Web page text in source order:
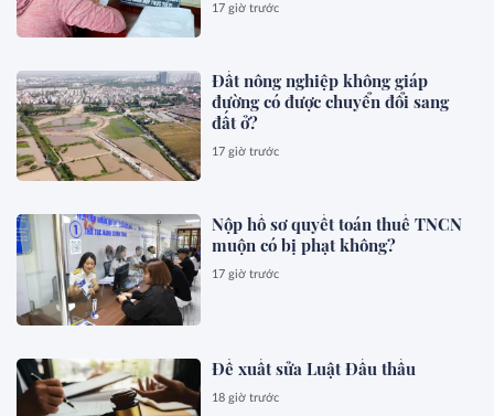
17 giờ trước
Đất nông nghiệp không giáp
đường có được chuyển đổi sang
đất ở?
17 giờ trước
Nộp hồ sơ quyết toán thuế TNCN
muộn có bị phạt không?
17 giờ trước
Đề xuất sửa Luật Đấu thầu
18 giờ trước